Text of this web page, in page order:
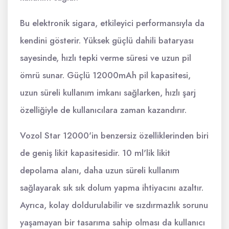
Bu elektronik sigara, etkileyici performansıyla da
kendini gösterir. Yüksek güçlü dahili bataryası
sayesinde, hızlı tepki verme süresi ve uzun pil
ömrü sunar. Güçlü 12000mAh pil kapasitesi,
uzun süreli kullanım imkanı sağlarken, hızlı şarj
özelliğiyle de kullanıcılara zaman kazandırır.
Vozol Star 12000'in benzersiz özelliklerinden biri
de geniş likit kapasitesidir. 10 ml'lik likit
depolama alanı, daha uzun süreli kullanım
sağlayarak sık sık dolum yapma ihtiyacını azaltır.
Ayrıca, kolay doldurulabilir ve sızdırmazlık sorunu
yaşamayan bir tasarıma sahip olması da kullanıcı